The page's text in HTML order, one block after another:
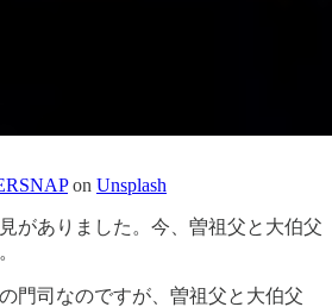
on Unsplash
がありました。今、曽祖父と大伯父
門司なのですが、曽祖父と大伯父